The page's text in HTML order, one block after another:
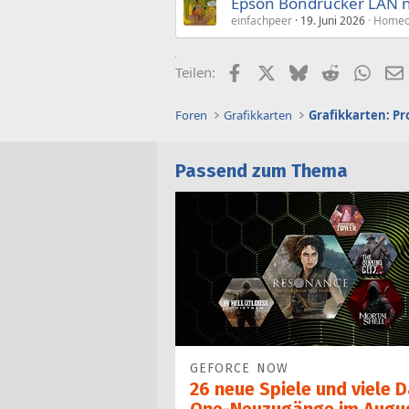
einfachpeer 19. Juni 2026
Teilen: FacebookX (Twitter)
BlueskyReddit
Foren Grafikkarten Grafikkarten:
Passend zum Thema
GEFORCE NOW
26 neue Spiele und viele